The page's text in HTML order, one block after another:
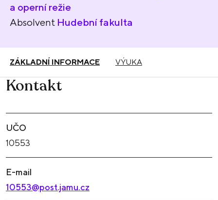
a operní režie
Absolvent Hudební fakulta
ZÁKLADNÍ INFORMACE VÝUKA
Kontakt
UČO
10553
E-mail
10553@post.jamu.cz